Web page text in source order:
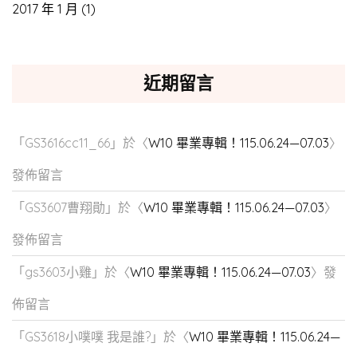
2017 年 1 月 (1)
近期留言
「 GS3616cc11_66 」於〈W10 畢業專輯！115.06.24—07.03〉
發佈留言
「 GS3607曹翔勛 」於〈W10 畢業專輯！115.06.24—07.03〉
發佈留言
「 gs3603小雞 」於〈W10 畢業專輯！115.06.24—07.03〉發
佈留言
「 GS3618小噗噗 我是誰? 」於〈W10 畢業專輯！115.06.24—